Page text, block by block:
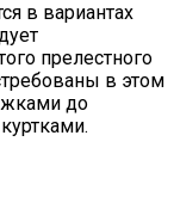
в вариантах
прелестного
в этом
до